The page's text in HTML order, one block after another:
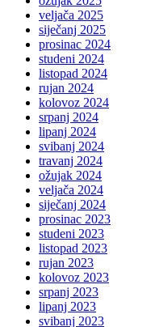
veljača 2025
siječanj 2025
prosinac 2024
studeni 2024
listopad 2024
rujan 2024
kolovoz 2024
srpanj 2024
lipanj 2024
svibanj 2024
travanj 2024
ožujak 2024
veljača 2024
siječanj 2024
prosinac 2023
studeni 2023
listopad 2023
rujan 2023
kolovoz 2023
srpanj 2023
lipanj 2023
svibanj 2023